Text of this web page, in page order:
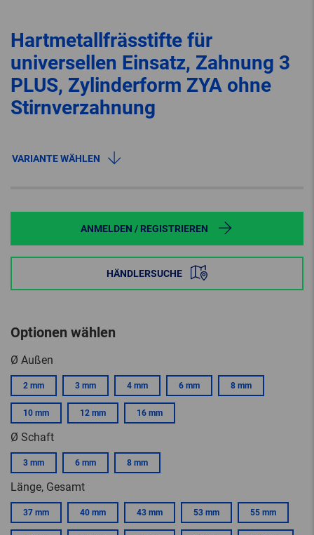
Hartmetallfrässtifte für
universellen Einsatz, Zahnung 3
PLUS, Zylinderform ZYA ohne
Stirnverzahnung
VARIANTE WÄHLEN
ANMELDEN / REGISTRIEREN
HÄNDLERSUCHE
Optionen wählen
Ø Außen
2 mm 3 mm 4 mm 6 mm 8 mm
10 mm 12 mm 16 mm
Ø Schaft
3 mm 6 mm 8 mm
Länge, Gesamt
37 mm 40 mm 43 mm 53 mm 55 mm